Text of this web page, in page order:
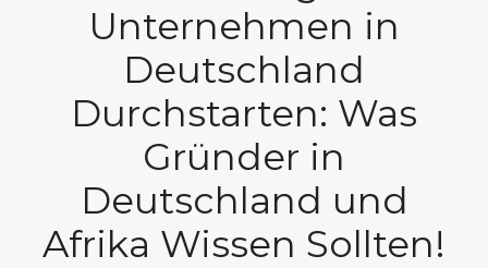
Unternehmen in
Deutschland
Durchstarten: Was
Gründer in
Deutschland und
Afrika Wissen Sollten!